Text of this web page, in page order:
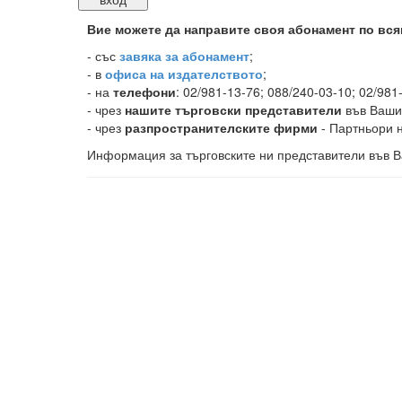
Вие можете да направите своя абонамент по
- със завяка за абонамент;
- в офиса на издателството;
- на телефони: 02/981-13-76; 088/240-03-10; 02/
- чрез нашите търговски представители във
- чрез разпространителските фирми - Партньори
Информация за търговските ни представители